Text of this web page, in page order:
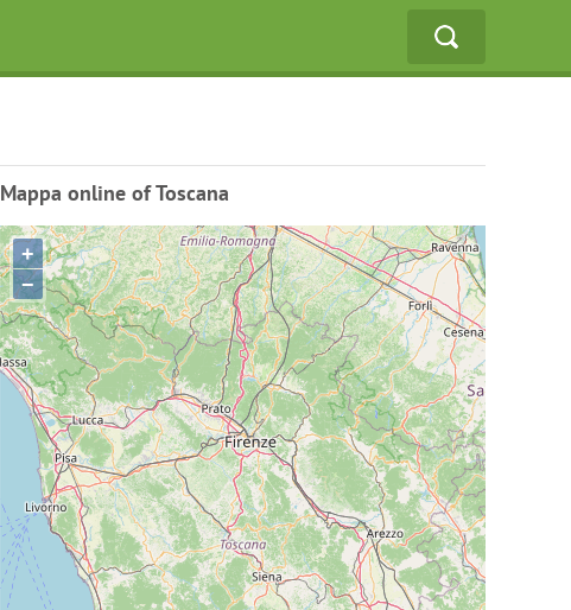
Mappa online of Toscana
+
−